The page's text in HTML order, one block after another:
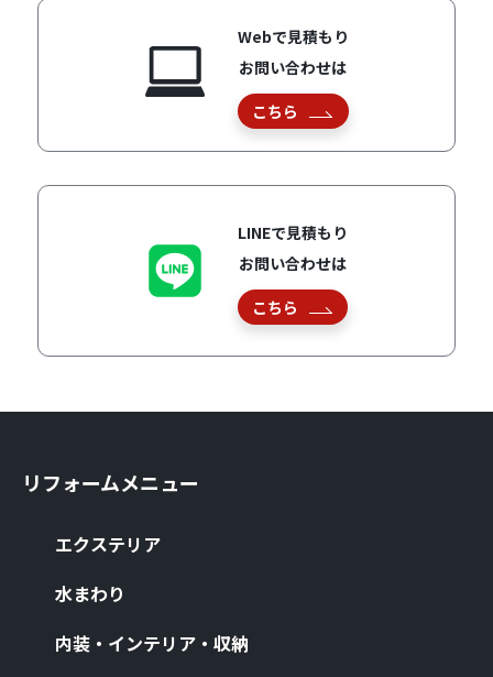
Webで見積もり
お問い合わせは
こちら
LINEで見積もり
お問い合わせは
こちら
リフォームメニュー
エクステリア
⽔まわり
内装・インテリア・収納